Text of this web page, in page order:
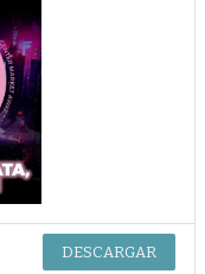
DESCARGAR